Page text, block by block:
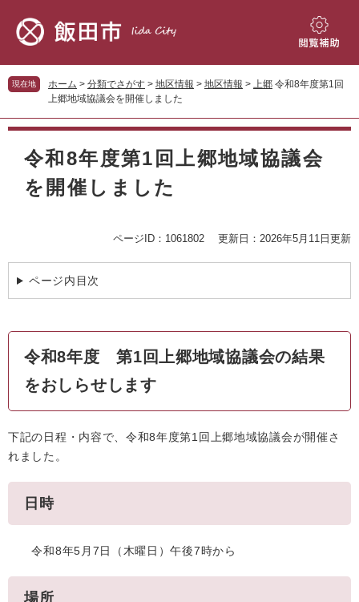
先
頭
す。
を
飛
し
閲
補
現在地 ホーム > 分類でさがす > 地区情報 > 地区情報 > 上郷 令和8年度第1回
上郷地域協議会を開催しました
本
令和8年度第1回上郷地域協議会
を開催しました
ページID：1061802 更新日：2026年5月11日更新
ページ内目次
令和8年度 第1回上郷地域協議会の結果
をおしらせします
下記の日程・内容で、令和8年度第1回上郷地域協議会が開催さ
れました。
日時
令和8年5月7日（木曜日）午後7時から
場所